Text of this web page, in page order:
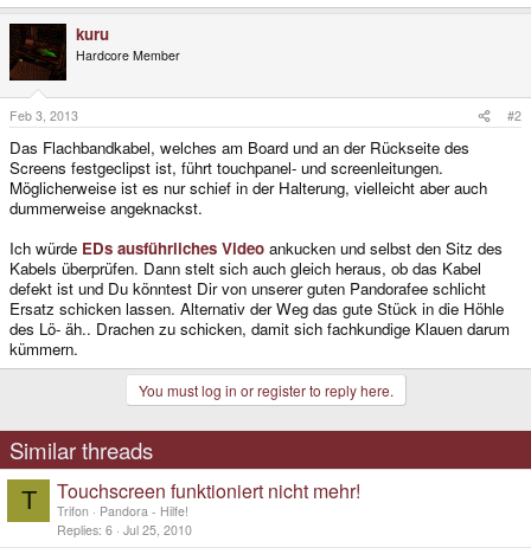
kuru
Hardcore Member
Feb 3, 2013 #2
Das Flachbandkabel, welches am Board und an der Rückseite des
Screens festgeclipst ist, führt touchpanel- und screenleitungen.
Möglicherweise ist es nur schief in der Halterung, vielleicht aber auch
dummerweise angeknackst.
Ich würde EDs ausführliches Video ankucken und selbst den Sitz des
Kabels überprüfen. Dann stelt sich auch gleich heraus, ob das Kabel
defekt ist und Du könntest Dir von unserer guten Pandorafee schlicht
Ersatz schicken lassen. Alternativ der Weg das gute Stück in die Höhle
des Lö- äh.. Drachen zu schicken, damit sich fachkundige Klauen darum
kümmern.
You must log in or register to reply here.
Similar threads
T Touchscreen funktioniert nicht mehr!
Trifon
Pandora - Hilfe!
Replies 6 Jul 25, 2010